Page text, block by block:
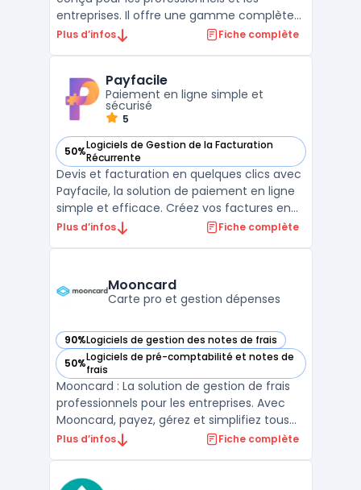
entreprises. Il offre une gamme complète
de fonctionnalités pour la gestion
et la préparation des états financiers. Sa
facilité d' ...
Plus d’infos Fiche complète
Payfacile
Paiement en ligne simple et
sécurisé
5
50%Logiciels de Gestion de la Facturation
Récurrente
— voir Payfacile dans cette catégorie
Devis et facturation en quelques clics avec
Payfacile, la solution de paiement en ligne
simple et efficace. Créez vos factures en
ligne, envoyez-les à vos clients via notre
fonctionnalités de paiement sur votre site
et offrez ...
Plus d’infos Fiche complète
Mooncard
Carte pro et gestion dépenses
90%Logiciels de gestion des notes de frais
— voir Mooncard dans cette catégorie
50%Logiciels de pré-comptabilité et notes de
frais
— voir Mooncard dans cette catégorie
Mooncard : La solution de gestion de frais
professionnels pour les entreprises. Avec
Mooncard, payez, gérez et simplifiez tous
les frais professionnels de votre entreprise
Plus d’infos Fiche complète